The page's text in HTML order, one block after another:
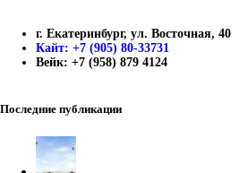
г. Екатеринбург, ул. Восточная, 40
Кайт: +7 (905) 80-33731
Вейк: +7 (958) 879 4124
Последние публикации